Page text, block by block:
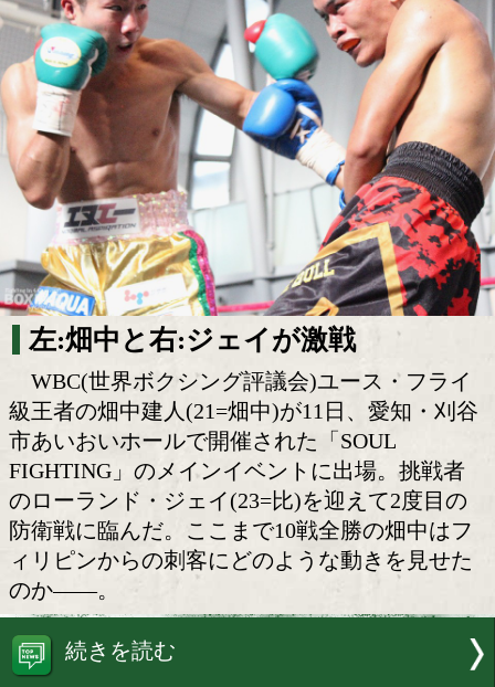
畑中建人がユース王座V2戦で魅せ
左:畑中と右:ジェイが激戦
WBC(世界ボクシング評議会)ユース・
級王者の畑中建人(21=畑中)が11日、愛
市あいおいホールで開催された「SOUL
FIGHTING」のメインイベントに出場。